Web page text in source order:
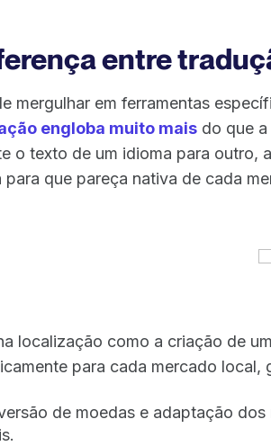
entre
mergulhar em ferramentas
engloba muito mais do que
o texto de um idioma para outro,
para que pareça nativa de cada
localização como a criação de
para cada mercado local,
de moedas e adaptação